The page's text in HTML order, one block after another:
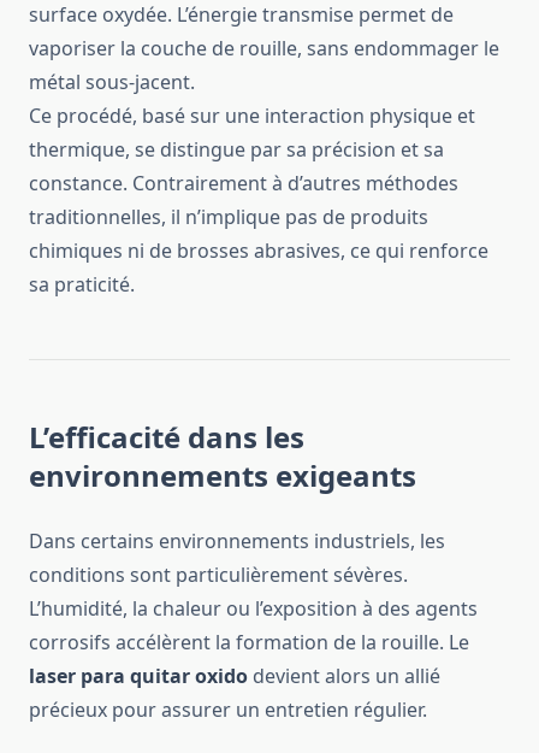
surface oxydée. L’énergie transmise permet de
vaporiser la couche de rouille, sans endommager le
métal sous-jacent.
Ce procédé, basé sur une interaction physique et
thermique, se distingue par sa précision et sa
constance. Contrairement à d’autres méthodes
traditionnelles, il n’implique pas de produits
chimiques ni de brosses abrasives, ce qui renforce
sa praticité.
L’efficacité dans les
environnements exigeants
Dans certains environnements industriels, les
conditions sont particulièrement sévères.
L’humidité, la chaleur ou l’exposition à des agents
corrosifs accélèrent la formation de la rouille. Le
laser para quitar oxido devient alors un allié
précieux pour assurer un entretien régulier.